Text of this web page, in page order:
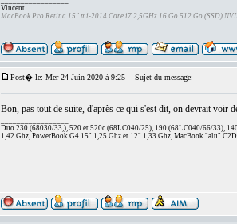
Vincent
MacBook Pro Retina 15" mi-2014 Core i7 2,5GHz 16 Go 512 Go (SSD)
Post� le: Mer 24 Juin 2020 à 9:25 Sujet du message:
Bon, pas tout de suite, d'après ce qui s'est dit, on devrait voir
Duo 230 (68030/33,), 520 et 520c (68LC040/25), 190 (68LC040/66/33),
1,42 Ghz, PowerBook G4 15" 1,25 Ghz et 12" 1,33 Ghz, MacBook "alu"